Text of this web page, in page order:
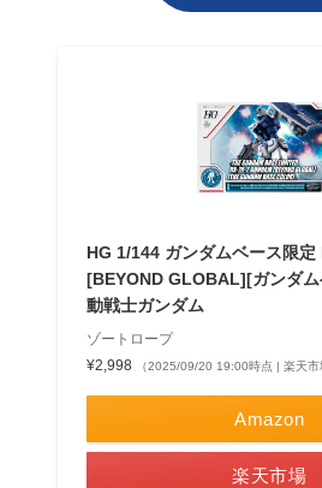
HG 1/144 ガンダムベース限定
[BEYOND GLOBAL][ガンダ
動戦士ガンダム
ゾートロープ
¥2,998
（2025/09/20 19:00時点 | 楽天市
Amazon
楽天市場